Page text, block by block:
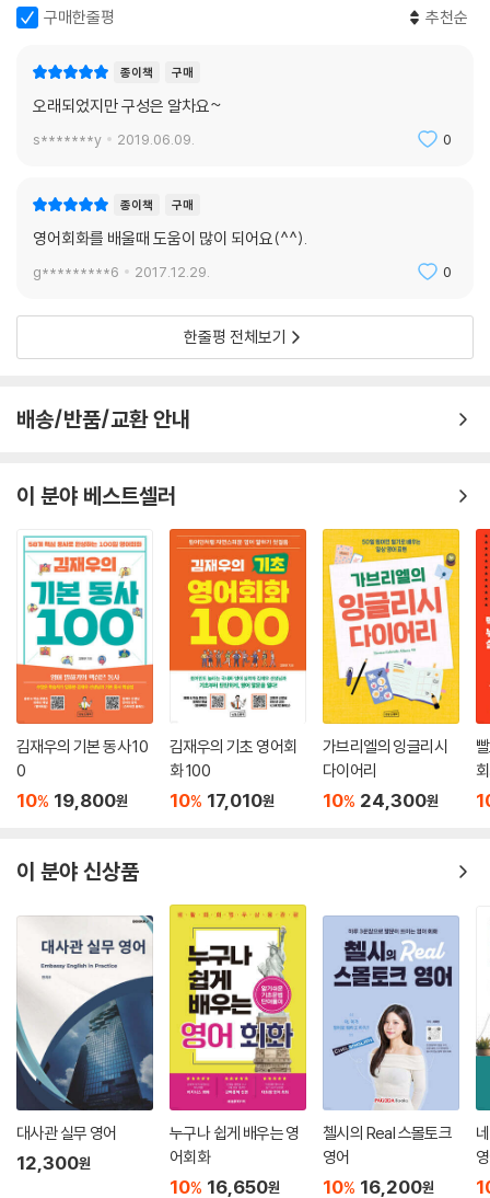
을 준비하자. 책에 실린 회화표현들은 미국 현지에서 가장 빈번하게 활용
‘실전회화 유창해지기’에는 A: B이상으로 구성된 대화문이 각 Unit별로 2
~4개씩 실려 있다. 앞 단계에서 배운 표현들은 색자로 표시하여 다시 한
반드시 기억하고 넘어가야 할 표현들을 복습하는 코너. 2~3개 Unit별로
마련된 문제를 풀면서 영어회화의 기초가 되는 중요표현들을 다시 한 번
회화에 힘이 되는 지식 쌓기
하기 어렵다. 각 Unit별로 미국 각지에서 취재한 최신 생활정보들을 주제
별로 정리하였다. 가볍게 읽어 보자.
구매한줄평 추천순
종이책 구매
오래되었지만 구성은 알차요~
s*******y 2019.06.09. 0
종이책 구매
영어회화를 배울때 도움이 많이 되어요(^^).
g*********6 2017.12.29. 0
한줄평 전체보기
배송/반품/교환 안내
이 분야 베스트셀러
김재우의 기본 동사 10
0
10% 19,800원
김재우의 기초 영어회
화 100
10% 17,010원
가브리엘의 잉글리시
다이어리
10% 24,300원
이 분야 신상품
대사관 실무 영어
12,300원
누구나 쉽게 배우는 영
어회화
10% 16,650원
첼시의 Real 스몰토크
영어
10% 16,200원